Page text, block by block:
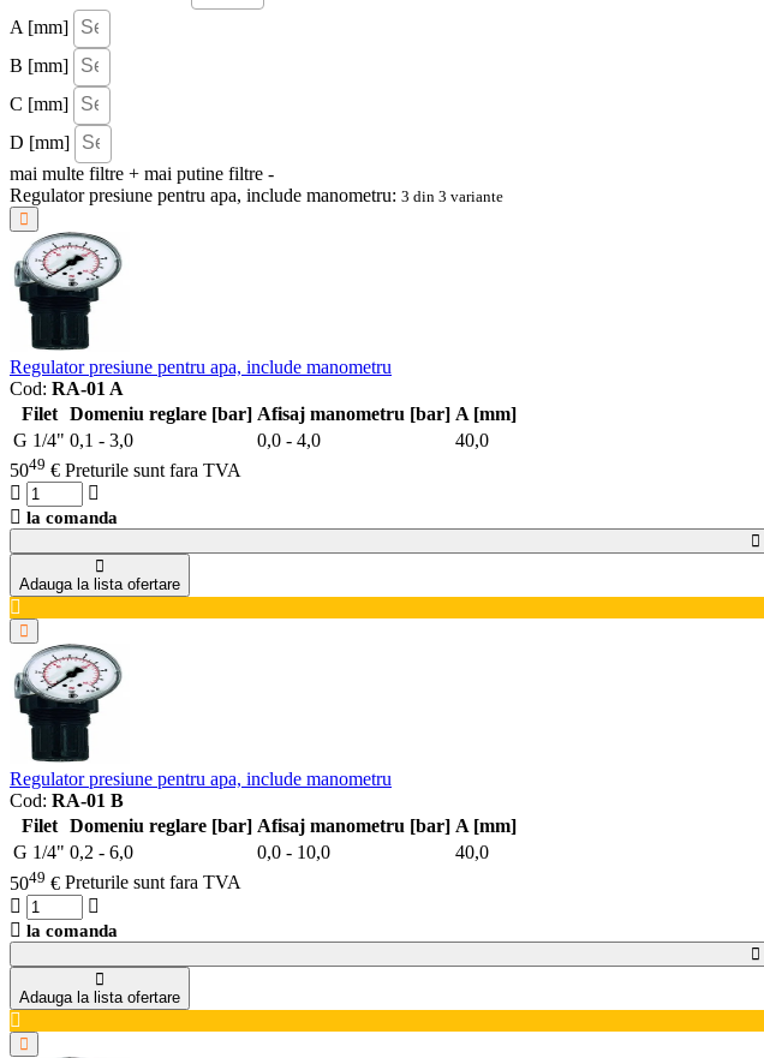
A [mm]
B [mm]
C [mm]
D [mm]
mai multe filtre + mai putine filtre -
Regulator presiune pentru apa, include manometru: 3 din 3 variante
Regulator presiune pentru apa, include manometru
Cod: RA-01 A
Filet
Domeniu reglare [bar] Afisaj manometru [bar] A [mm]
G 1/4" 0,1 - 3,0 0,0 - 4,0
40,0
5049 € Preturile sunt fara TVA
la comanda
Adauga la lista ofertare
Regulator presiune pentru apa, include manometru
Cod: RA-01 B
Filet
Domeniu reglare [bar] Afisaj manometru [bar] A [mm]
G 1/4" 0,2 - 6,0 0,0 - 10,0
40,0
5049 € Preturile sunt fara TVA
la comanda
Adauga la lista ofertare